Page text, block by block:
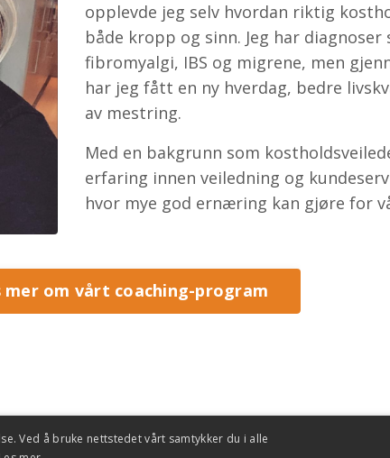
opplevde jeg selv hvordan riktig
både kropp og sinn. Jeg har diagnoser
fibromyalgi, IBS og migrene, men
har jeg fått en ny hverdag, bedre
av mestring.
Med en bakgrunn som
erfaring innen veiledning og
hvor mye god ernæring kan gjøre for
mer om vårt coaching-program
Ved å bruke nettstedet vårt samtykker du i alle